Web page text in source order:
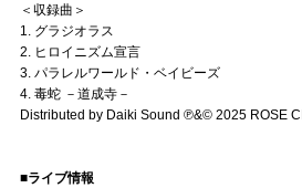
＜収録曲＞
1. グラジオラス
2. ヒロイニズム宣言
3. パラレルワールド・ベイビーズ
4. 毒蛇 －道成寺－
Distributed by Daiki Sound ℗&© 2025 ROSE
■ライブ情報